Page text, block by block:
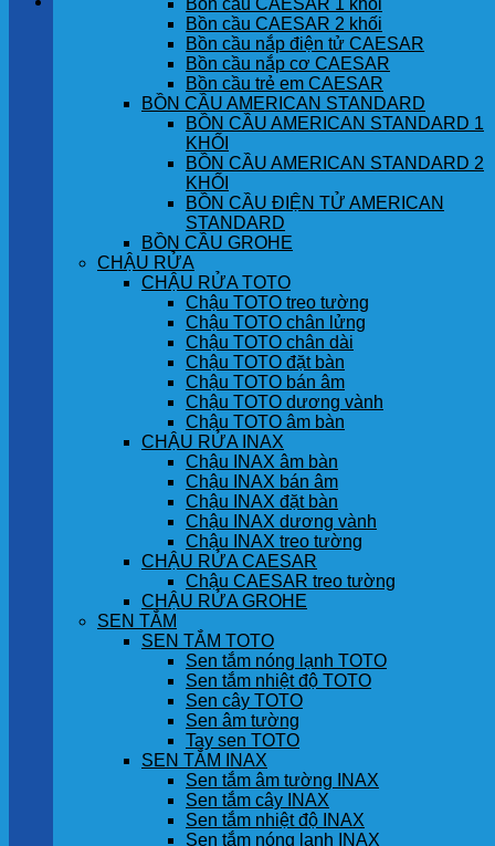
Chưa có sản phẩm trong giỏ hàng.
Bồn cầu CAESAR 1 khối
Bồn cầu CAESAR 2 khối
Bồn cầu nắp điện tử CAESAR
Bồn cầu nắp cơ CAESAR
Bồn cầu trẻ em CAESAR
BỒN CẦU AMERICAN STANDARD
BỒN CẦU AMERICAN STANDARD 1
KHỐI
BỒN CẦU AMERICAN STANDARD 2
KHỐI
BỒN CẦU ĐIỆN TỬ AMERICAN
STANDARD
BỒN CẦU GROHE
CHẬU RỬA
CHẬU RỬA TOTO
Chậu TOTO treo tường
Chậu TOTO chân lửng
Chậu TOTO chân dài
Chậu TOTO đặt bàn
Chậu TOTO bán âm
Chậu TOTO dương vành
Chậu TOTO âm bàn
CHẬU RỬA INAX
Chậu INAX âm bàn
Chậu INAX bán âm
Chậu INAX đặt bàn
Chậu INAX dương vành
Chậu INAX treo tường
CHẬU RỬA CAESAR
Chậu CAESAR treo tường
CHẬU RỬA GROHE
SEN TẮM
SEN TẮM TOTO
Sen tắm nóng lạnh TOTO
Sen tắm nhiệt độ TOTO
Sen cây TOTO
Sen âm tường
Tay sen TOTO
SEN TẮM INAX
Sen tắm âm tường INAX
Sen tắm cây INAX
Sen tắm nhiệt độ INAX
Sen tắm nóng lạnh INAX